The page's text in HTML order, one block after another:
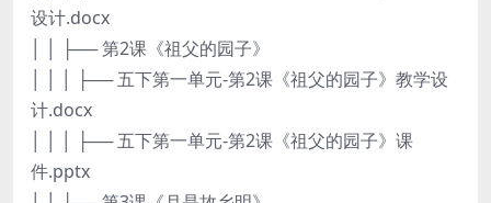
设计.docx
│ │ ├── 第2课《祖父的园子》
│ │ │ ├── 五下第一单元-第2课《祖父的园子》教学设
计.docx
│ │ │ ├── 五下第一单元-第2课《祖父的园子》课
件.pptx